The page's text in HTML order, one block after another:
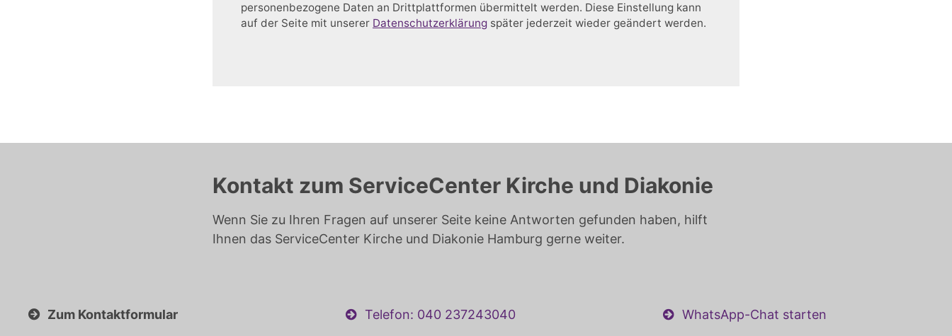
personenbezogene Daten an Drittplattformen übermittelt werden. Diese Einstellung kann
auf der Seite mit unserer Datenschutzerklärung später jederzeit wieder geändert werden.
Kontakt zum ServiceCenter Kirche und Diakonie
Wenn Sie zu Ihren Fragen auf unserer Seite keine Antworten gefunden haben, hilft
Ihnen das ServiceCenter Kirche und Diakonie Hamburg gerne weiter.
Zum Kontaktformular Telefon: 040 237243040 WhatsApp-Chat starten